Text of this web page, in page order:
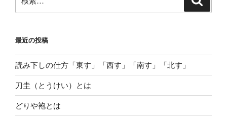
索:
最近の投稿
読み下しの仕方「東す」「西す」「南す」「北す」
刀圭（とうけい）とは
どりや袍とは